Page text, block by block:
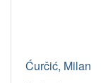
Ćurčić, Milan